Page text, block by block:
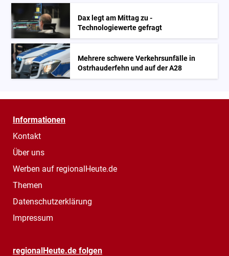
Dax legt am Mittag zu -
Technologiewerte gefragt
Mehrere schwere Verkehrsunfälle in
Ostrhauderfehn und auf der A28
Informationen
Kontakt
Über uns
Werben auf regionalHeute.de
Themen
Datenschutzerklärung
Impressum
regionalHeute.de folgen